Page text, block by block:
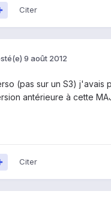
Citer
9 août 2012
(pas sur un S3)
antérieure à cette
Citer